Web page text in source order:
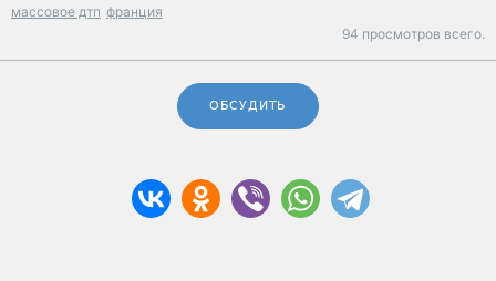
массовое дтп франция
94 просмотров всего.
ОБСУДИТЬ